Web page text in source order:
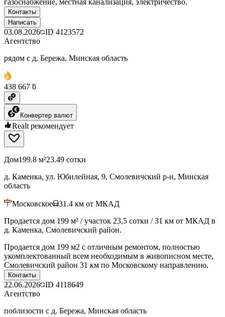
газоснабжение, местная канализация, электричество.
Контакты
Написать
03.08.2026 ID 4123572
Агентство
рядом с д. Бережа, Минская область
438 667 ƃ
Конвертер валют
Realt рекомендует
Дом199.8 м²23.49 сотки
д. Каменка, ул. Юбилейная, 9, Смолевичский р-н, Минская
область
Московское 31.4 км от МКАД
Продается дом 199 м² / участок 23,5 сотки / 31 км от МКАД в
д. Каменка, Смолевичский район.
Продается дом 199 м2 с отличным ремонтом, полностью
укомплектованный всем необходимым в живописном месте,
Смолевичский район 31 км по Московскому направлению.
Контакты
22.06.2026 ID 4118649
Агентство
поблизости с д. Бережа, Минская область